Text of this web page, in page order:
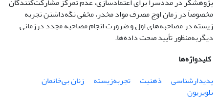
مخصوصاً در زمان اوج مصرف مواد مخدر، مخفی نگه‌داشتن تجربه
زیسته در مصاحبه‌های اول و ضرورت انجام مصاحبه مجدد درزمانی
دیگربه‌منظور تأیید صحت داده‌ها.
کلیدواژه‌ها
پدیدارشناسی
ذهنیت تجربه‌زیسته
زنان بی‌خانمان
تلویزیون